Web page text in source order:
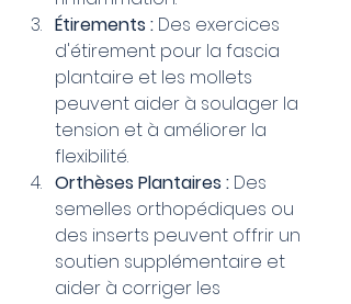
Étirements : Des exercices
d'étirement pour la fascia
plantaire et les mollets
peuvent aider à soulager la
tension et à améliorer la
flexibilité.
Orthèses Plantaires : Des
semelles orthopédiques ou
des inserts peuvent offrir un
soutien supplémentaire et
aider à corriger les